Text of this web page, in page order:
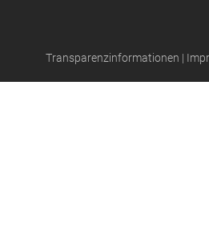
Transparenzinformationen |